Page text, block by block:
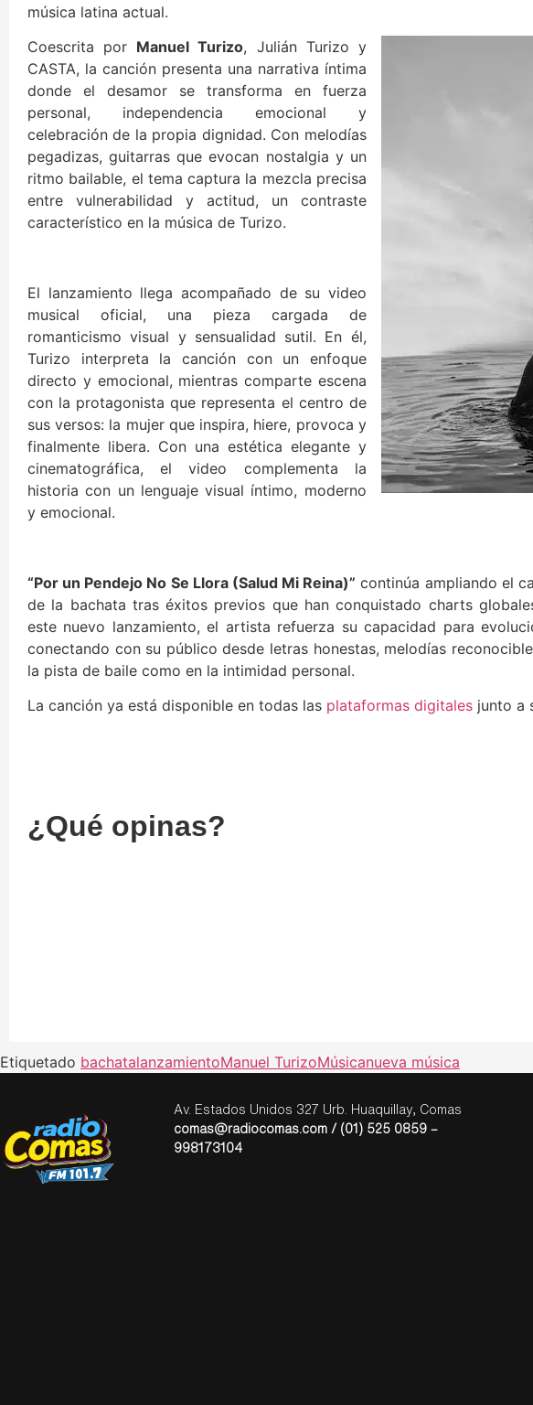
música latina actual.
Coescrita por Manuel Turizo, Julián Turizo y
CASTA, la canción presenta una narrativa íntima
donde el desamor se transforma en fuerza
personal, independencia emocional y
celebración de la propia dignidad. Con melodías
pegadizas, guitarras que evocan nostalgia y un
ritmo bailable, el tema captura la mezcla precisa
entre vulnerabilidad y actitud, un contraste
característico en la música de Turizo.
El lanzamiento llega acompañado de su video
musical oficial, una pieza cargada de
romanticismo visual y sensualidad sutil. En él,
Turizo interpreta la canción con un enfoque
directo y emocional, mientras comparte escena
con la protagonista que representa el centro de
sus versos: la mujer que inspira, hiere, provoca y
finalmente libera. Con una estética elegante y
cinematográfica, el video complementa la
historia con un lenguaje visual íntimo, moderno
y emocional.
“Por un Pendejo No Se Llora (Salud Mi Reina)” continúa ampliando el
de la bachata tras éxitos previos que han conquistado charts
este nuevo lanzamiento, el artista refuerza su capacidad para
conectando con su público desde letras honestas, melodías
la pista de baile como en la intimidad personal.
La canción ya está disponible en todas las plataformas digitales junto a
¿Qué opinas?
Etiquetado bachatalanzamientoManuel TurizoMúsicanueva música
Av. Estados Unidos 327 Urb. Huaquillay, Comas
comas@radiocomas.com / (01) 525 0859 –
998173104